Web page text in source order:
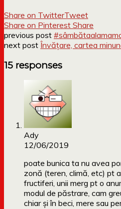
Share on TwitterTweet
Share on Pinterest Share
previous post
next post Învățare, cartea
15 responses
Ady
12/06/2019
poate bunica ta nu avea
zonă (teren, climă, etc) pt
fructiferi, unii merg pt o
modul de păstrare, cam
chiar și în beci, mere sau